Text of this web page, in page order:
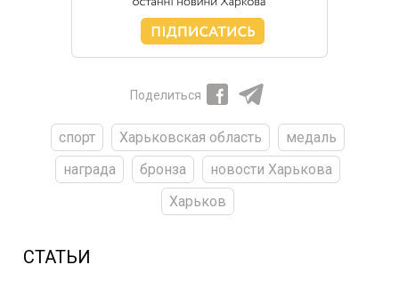
Поделиться
спорт Харьковская область
медаль
награда
бронза
новости Харькова
Харьков
СТАТЬИ